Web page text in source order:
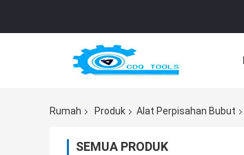
Rumah Produk Alat Perpisahan Bubut
SEMUA PRODUK